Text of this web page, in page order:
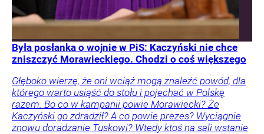
Była posłanka o wojnie w PiS: Kaczyński nie chce
zniszczyć Morawieckiego. Chodzi o coś większego
Głęboko wierzę, że oni wciąż mogą znaleźć powód, dla
którego warto usiąść do stołu i pojechać w Polskę
razem. Bo co w kampanii powie Morawiecki? Że
Kaczyński go zdradził? A co powie prezes? Wyciągnie
znowu doradzanie Tuskowi? Wtedy ktoś na sali wstanie